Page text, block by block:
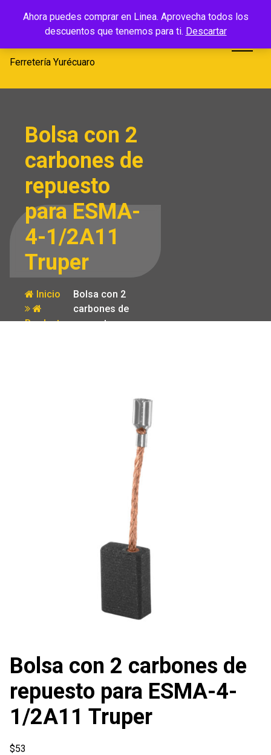
Ahora puedes comprar en Linea. Aprovecha todos los
descuentos que tenemos para ti. Descartar
Ferretería
Yurécuaro
Ferretería Yurécuaro
Bolsa con 2
carbones de
repuesto
para ESMA-
4-1/2A11
Truper
Inicio
Producto
Bolsa con 2
carbones de
repuesto para
Bolsa con 2 carbones de
repuesto para ESMA-4-
1/2A11 Truper
$53